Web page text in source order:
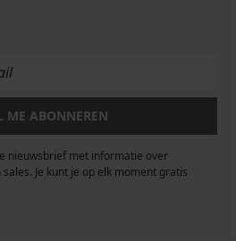
ME ABONNEREN
nieuwsbrief met informatie over
Je kunt je op elk moment gratis